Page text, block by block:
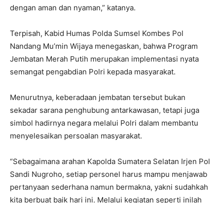
dengan aman dan nyaman,” katanya.
Terpisah, Kabid Humas Polda Sumsel Kombes Pol
Nandang Mu’min Wijaya menegaskan, bahwa Program
Jembatan Merah Putih merupakan implementasi nyata
semangat pengabdian Polri kepada masyarakat.
Menurutnya, keberadaan jembatan tersebut bukan
sekadar sarana penghubung antarkawasan, tetapi juga
simbol hadirnya negara melalui Polri dalam membantu
menyelesaikan persoalan masyarakat.
“Sebagaimana arahan Kapolda Sumatera Selatan Irjen Pol
Sandi Nugroho, setiap personel harus mampu menjawab
pertanyaan sederhana namun bermakna, yakni sudahkah
kita berbuat baik hari ini. Melalui kegiatan seperti inilah